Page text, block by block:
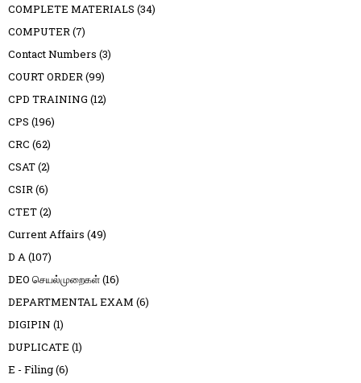
COMPLETE MATERIALS (34)
COMPUTER(7)
Contact Numbers (3)
COURT ORDER(99)
CPD TRAINING (12)
CPS (196)
CRC (62)
CSAT(2)
CSIR(6)
CTET(2)
Current Affairs (49)
D A(107)
DEO செயல்முறைகள்(16)
DEPARTMENTAL EXAM (6)
DIGIPIN (1)
DUPLICATE (1)
E - Filing(6)